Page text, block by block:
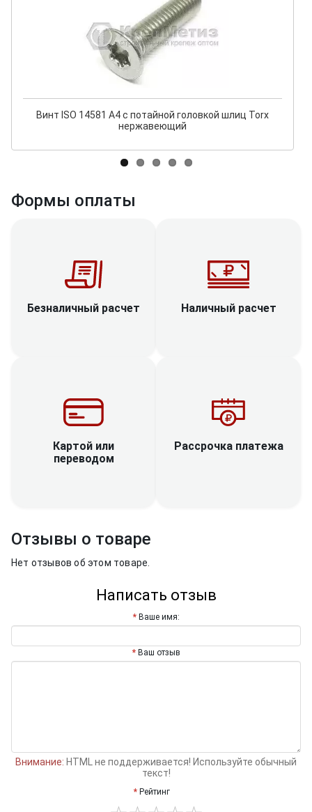
Винт ISO 14581 A4 с потайной головкой шлиц Torx
нержавеющий
Формы оплаты
Безналичный расчет Наличный расчет
Картой или
переводом
Рассрочка платежа
Отзывы о товаре
Нет отзывов об этом товаре.
Написать отзыв
Ваше имя:
Ваш отзыв
Внимание: HTML не поддерживается! Используйте обычный
текст!
Рейтинг